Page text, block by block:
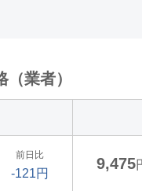
業者）
前日比
-121円
9,475